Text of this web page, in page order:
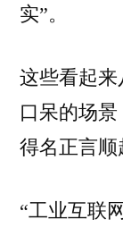
实”。
这些看起
口呆的场
得名正言顺
“工业互联网